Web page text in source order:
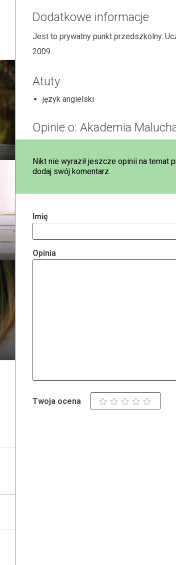
Dodatkowe informacje
Jest to prywatny punkt przedszkolny.
2009.
Atuty
język angielski
Opinie o: Akademia
Nikt nie wyraził jeszcze opinii na temat
dodaj swój komentarz.
Imię
Opinia
Twoja ocena